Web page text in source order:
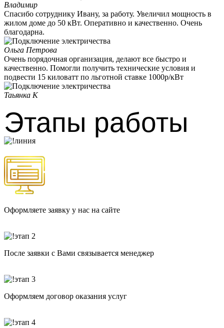
Владимир
Спасибо сотруднику Ивану, за работу. Увеличил мощность в
жилом доме до 50 кВт. Оперативно и качественно. Очень
благодарна.
Ольга Петрова
Очень порядочная организация, делают все быстро и
качественно. Помогли получить технические условия и
подвести 15 киловатт по льготной ставке 1000р/кВт
Таьянка К
Этапы работы
Оформляете заявку у нас на сайте
После заявки с Вами связывается менеджер
Оформляем договор оказания услуг